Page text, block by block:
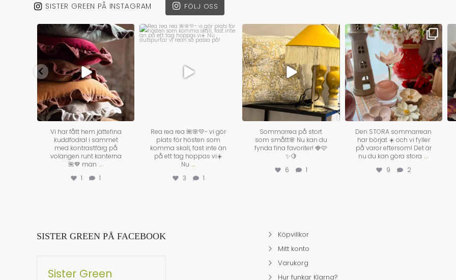
SISTER GREEN PÅ INSTAGRAM FÖLJ OSS
Vi har fått hem jättefina
kuddfodral i sammet
med kontrastfärg på
volangen runt kanterna
🌺🤎 man ...
1 1
Rea rea rea 🌺🌸💛- vi gör
plats för hösten som
komma skall, fast inte än
på ett tag hoppas vi☀️
Nu ...
3 1
Sommarrea på stort
som smått🌸 Nu kan du
fynda fina favoriter! 🍓🩷
✨🍋
6
1
Den STORA sommarrean
har börjat ☀️ och vi fyller
på varor eftersom! Det är
nu du kan göra stora ...
9 2
SISTER GREEN PÅ FACEBOOK
Sister Green
Köpvillkor
Mitt konto
Varukorg
Hur funkar Klarna?